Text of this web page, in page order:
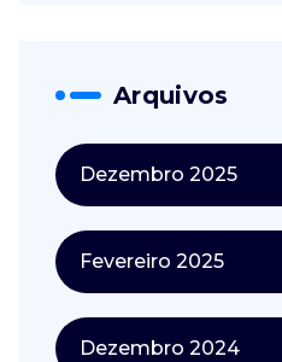
Arquivos
Dezembro 2025
Fevereiro 2025
Dezembro 2024